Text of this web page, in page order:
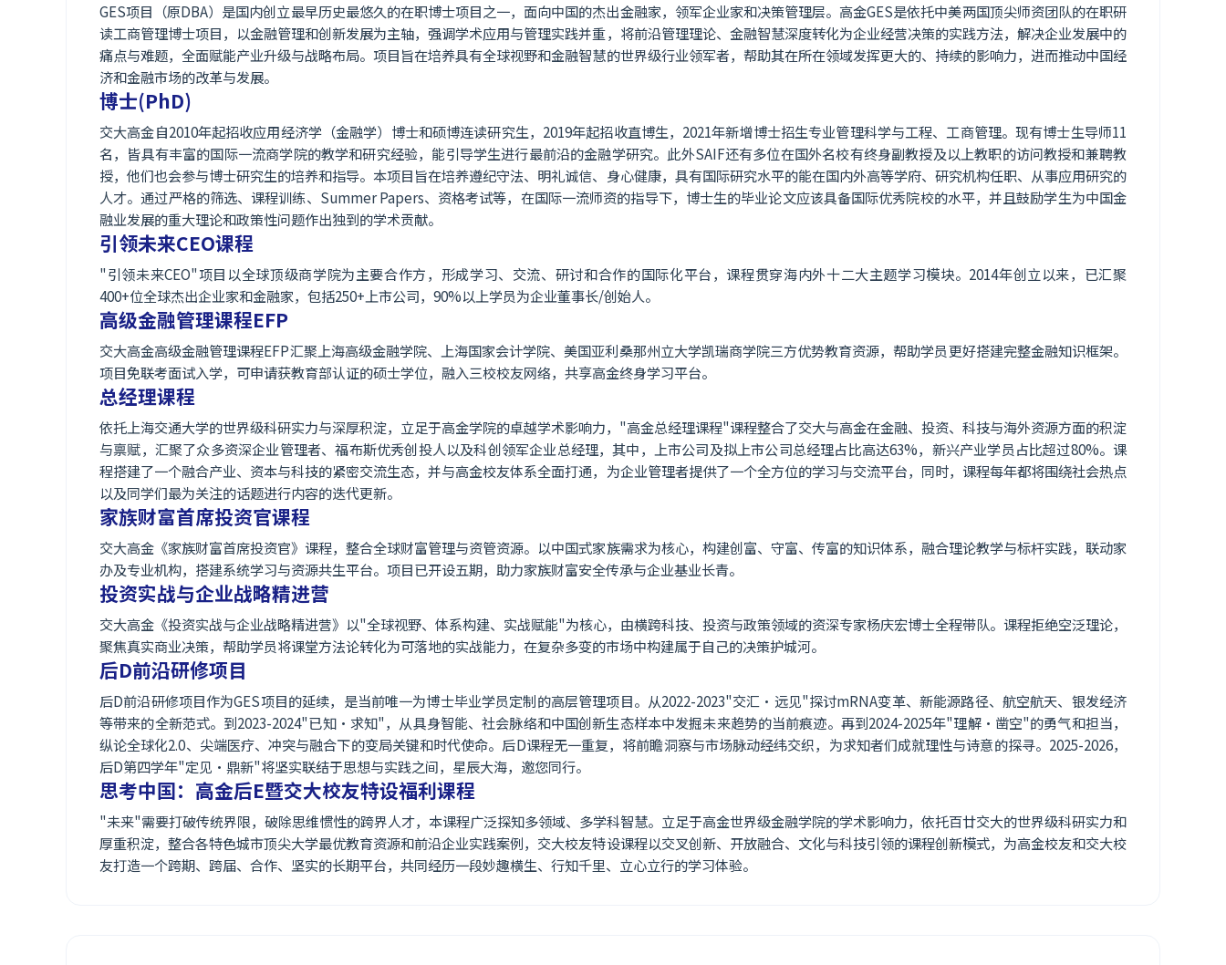
GES项目（原DBA）是国内创立最早历史最悠久的在职博士项目之一，面向中国的杰出金融家，领军企业家和决策管理层。高金GES是依托中美两国顶尖师资团队的在职研
读工商管理博士项目，以金融管理和创新发展为主轴，强调学术应用与管理实践并重，将前沿管理理论、金融智慧深度转化为企业经营决策的实践方法，解决企业发展中的
痛点与难题，全面赋能产业升级与战略布局。项目旨在培养具有全球视野和金融智慧的世界级行业领军者，帮助其在所在领域发挥更大的、持续的影响力，进而推动中国经
济和金融市场的改革与发展。
博士(PhD)
交大高金自2010年起招收应用经济学（金融学）博士和硕博连读研究生，2019年起招收直博生，2021年新增博士招生专业管理科学与工程、工商管理。现有博士生导师11
名，皆具有丰富的国际一流商学院的教学和研究经验，能引导学生进行最前沿的金融学研究。此外SAIF还有多位在国外名校有终身副教授及以上教职的访问教授和兼聘教
授，他们也会参与博士研究生的培养和指导。本项目旨在培养遵纪守法、明礼诚信、身心健康，具有国际研究水平的能在国内外高等学府、研究机构任职、从事应用研究的
人才。通过严格的筛选、课程训练、Summer Papers、资格考试等，在国际一流师资的指导下，博士生的毕业论文应该具备国际优秀院校的水平，并且鼓励学生为中国金
融业发展的重大理论和政策性问题作出独到的学术贡献。
引领未来CEO课程
"引领未来CEO"项目以全球顶级商学院为主要合作方，形成学习、交流、研讨和合作的国际化平台，课程贯穿海内外十二大主题学习模块。2014年创立以来，已汇聚
400+位全球杰出企业家和金融家，包括250+上市公司，90%以上学员为企业董事长/创始人。
高级金融管理课程EFP
交大高金高级金融管理课程EFP汇聚上海高级金融学院、上海国家会计学院、美国亚利桑那州立大学凯瑞商学院三方优势教育资源，帮助学员更好搭建完整金融知识框架。
项目免联考面试入学，可申请获教育部认证的硕士学位，融入三校校友网络，共享高金终身学习平台。
总经理课程
依托上海交通大学的世界级科研实力与深厚积淀，立足于高金学院的卓越学术影响力，"高金总经理课程"课程整合了交大与高金在金融、投资、科技与海外资源方面的积淀
与禀赋，汇聚了众多资深企业管理者、福布斯优秀创投人以及科创领军企业总经理，其中，上市公司及拟上市公司总经理占比高达63%，新兴产业学员占比超过80%。课
程搭建了一个融合产业、资本与科技的紧密交流生态，并与高金校友体系全面打通，为企业管理者提供了一个全方位的学习与交流平台，同时，课程每年都将围绕社会热点
以及同学们最为关注的话题进行内容的迭代更新。
家族财富首席投资官课程
交大高金《家族财富首席投资官》课程，整合全球财富管理与资管资源。以中国式家族需求为核心，构建创富、守富、传富的知识体系，融合理论教学与标杆实践，联动家
办及专业机构，搭建系统学习与资源共生平台。项目已开设五期，助力家族财富安全传承与企业基业长青。
投资实战与企业战略精进营
交大高金《投资实战与企业战略精进营》以"全球视野、体系构建、实战赋能"为核心，由横跨科技、投资与政策领域的资深专家杨庆宏博士全程带队。课程拒绝空泛理论，
聚焦真实商业决策，帮助学员将课堂方法论转化为可落地的实战能力，在复杂多变的市场中构建属于自己的决策护城河。
后D前沿研修项目
后D前沿研修项目作为GES项目的延续，是当前唯一为博士毕业学员定制的高层管理项目。从2022-2023"交汇·远见"探讨mRNA变革、新能源路径、航空航天、银发经济
等带来的全新范式。到2023-2024"已知·求知"，从具身智能、社会脉络和中国创新生态样本中发掘未来趋势的当前痕迹。再到2024-2025年"理解·凿空"的勇气和担当，
纵论全球化2.0、尖端医疗、冲突与融合下的变局关键和时代使命。后D课程无一重复，将前瞻洞察与市场脉动经纬交织，为求知者们成就理性与诗意的探寻。2025-2026，
后D第四学年"定见·鼎新"将坚实联结于思想与实践之间，星辰大海，邀您同行。
思考中国：高金后E暨交大校友特设福利课程
"未来"需要打破传统界限，破除思维惯性的跨界人才，本课程广泛探知多领域、多学科智慧。立足于高金世界级金融学院的学术影响力，依托百廿交大的世界级科研实力和
厚重积淀，整合各特色城市顶尖大学最优教育资源和前沿企业实践案例，交大校友特设课程以交叉创新、开放融合、文化与科技引领的课程创新模式，为高金校友和交大校
友打造一个跨期、跨届、合作、坚实的长期平台，共同经历一段妙趣横生、行知千里、立心立行的学习体验。